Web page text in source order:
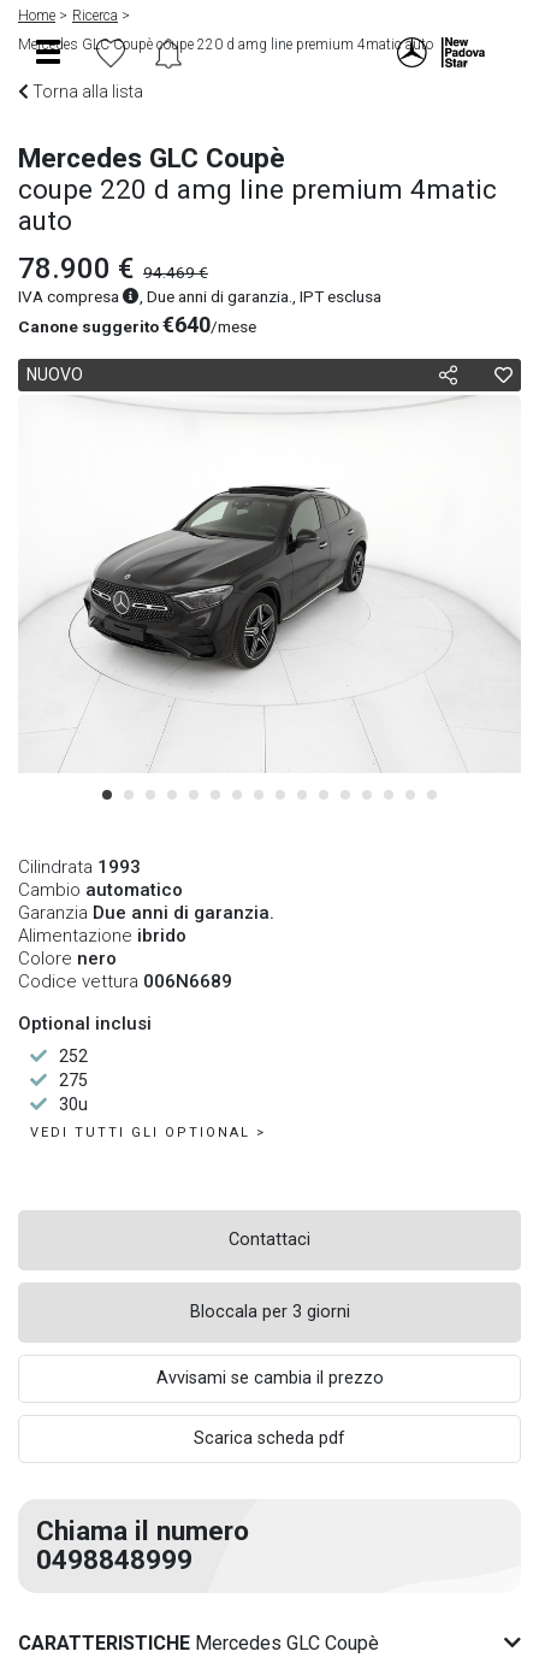
Home
Ricerca
Mercedes GLC Coupè coupe 220 d amg line premium 4matic auto
Torna alla lista
Mercedes GLC Coupè
coupe 220 d amg line premium 4matic
auto
78.900 € 94.469 €
IVA compresa
, Due anni di garanzia., IPT esclusa
Canone suggerito€640/mese
NUOVO
Cilindrata 1993
Cambio automatico
Garanzia Due anni di garanzia.
Alimentazione ibrido
Colore nero
Codice vettura 006N6689
Optional inclusi
252
275
30u
VEDI TUTTI GLI OPTIONAL >
Contattaci
Bloccala per 3 giorni
Avvisami se cambia il prezzo
Scarica scheda pdf
Chiama il numero
0498848999
CARATTERISTICHE Mercedes GLC Coupè